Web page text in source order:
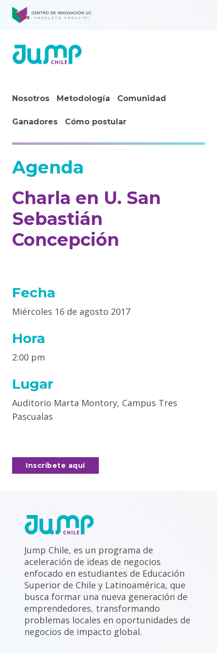
Nosotros Metodología Comunidad
Ganadores Cómo postular
Agenda
Charla en U. San
Sebastián
Concepción
Fecha
Miércoles 16 de agosto 2017
Hora
2:00 pm
Lugar
Auditorio Marta Montory, Campus Tres
Pascualas
Inscríbete aquí
Jump Chile, es un programa de
aceleración de ideas de negocios
enfocado en estudiantes de Educación
Superior de Chile y Latinoamérica, que
busca formar una nueva generación de
emprendedores, transformando
problemas locales en oportunidades de
negocios de impacto global.